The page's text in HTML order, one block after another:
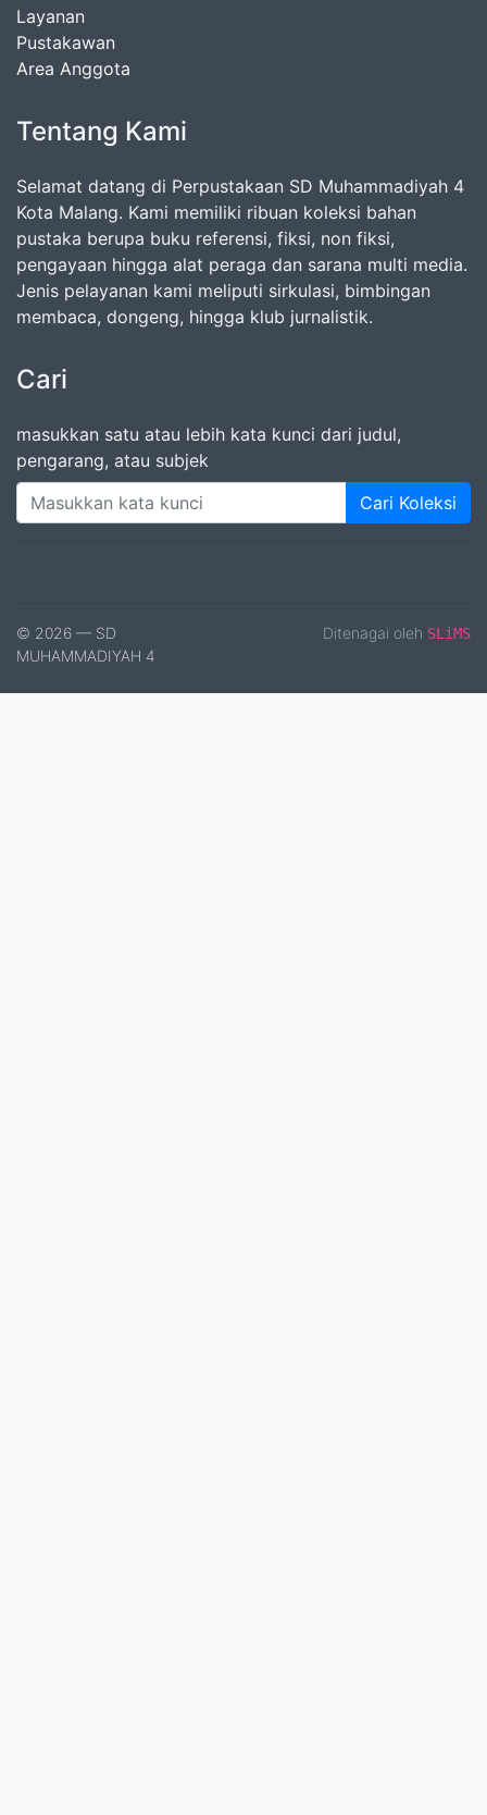
Layanan
Pustakawan
Area Anggota
Tentang Kami
Selamat datang di Perpustakaan SD Muhammadiyah 4
Kota Malang. Kami memiliki ribuan koleksi bahan
pustaka berupa buku referensi, fiksi, non fiksi,
pengayaan hingga alat peraga dan sarana multi media.
Jenis pelayanan kami meliputi sirkulasi, bimbingan
membaca, dongeng, hingga klub jurnalistik.
Cari
masukkan satu atau lebih kata kunci dari judul,
pengarang, atau subjek
Cari Koleksi
© 2026 — SD
MUHAMMADIYAH 4
Ditenagai oleh SLiMS